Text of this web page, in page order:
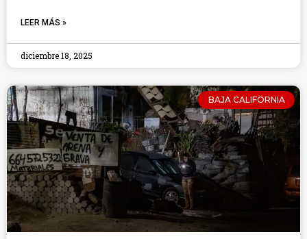
LEER MÁS »
diciembre 18, 2025
BAJA CALIFORNIA